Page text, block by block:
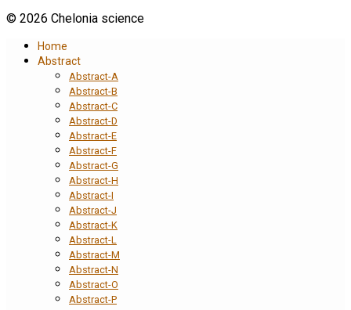
© 2026 Chelonia science
Home
Abstract
Abstract-A
Abstract-B
Abstract-C
Abstract-D
Abstract-E
Abstract-F
Abstract-G
Abstract-H
Abstract-I
Abstract-J
Abstract-K
Abstract-L
Abstract-M
Abstract-N
Abstract-O
Abstract-P